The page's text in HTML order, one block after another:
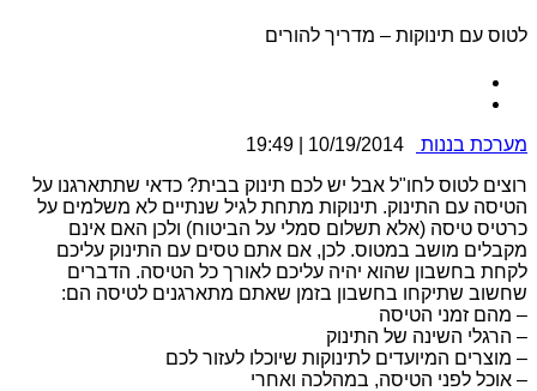
לטוס עם תינוקות – מדריך להורים
מערכת בננות
10/19/2014 | 19:49
רוצים לטוס לחו"ל אבל יש לכם תינוק בבית? כדאי שתתארגנו על
הטיסה עם התינוק. תינוקות מתחת לגיל שנתיים לא משלמים על
כרטיס טיסה (אלא תשלום סמלי על הביטוח) ולכן האם אינם
מקבלים מושב במטוס. לכן, אם אתם טסים עם התינוק עליכם
לקחת בחשבון שהוא יהיה עליכם לאורך כל הטיסה. הדברים
שחשוב שתיקחו בחשבון בזמן שאתם מתארגנים לטיסה הם:
– מהם זמני הטיסה
– הרגלי השינה של התינוק
– מוצרים המיועדים לתינוקות שיוכלו לעזור לכם
– אוכל לפני הטיסה, במהלכה ואחרי